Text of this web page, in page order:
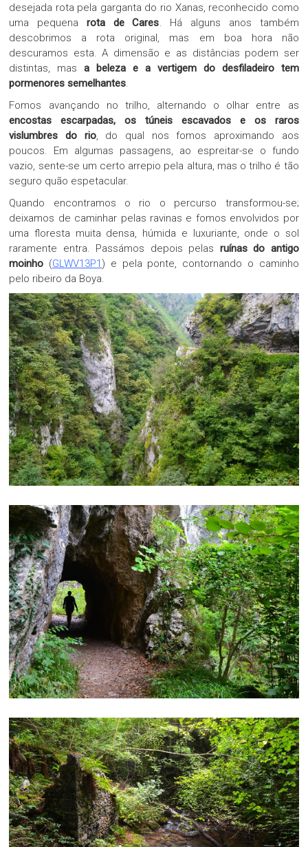
desejada rota pela garganta do rio Xanas, reconhecido como
uma pequena rota de Cares . Há alguns anos também
descobrimos a rota original, mas em boa hora não
descuramos esta. A dimensão e as distâncias podem ser
distintas, masa beleza e a vertigem do desfiladeiro tem
pormenores semelhantes
Fomos avançando no trilho, alternando o olhar entre as
encostas escarpadas, os túneis escavados e os raros
vislumbres do rio, do qual nos fomos aproximando aos
poucos. Em algumas passagens, ao espreitar-se o fundo
vazio, sente-se um certo arrepio pela altura, mas o trilho é tão
seguro quão espetacular.
Quando encontramos o rio o percurso transformou-se;
deixamos de caminhar pelas ravinas e fomos envolvidos por
uma floresta muita densa, húmida e luxuriante, onde o sol
raramente entra. Passámos depois pelas ruínas do antigo
moinho (GLWV13P1) e pela ponte, contornando o caminho
pelo ribeiro da Boya.